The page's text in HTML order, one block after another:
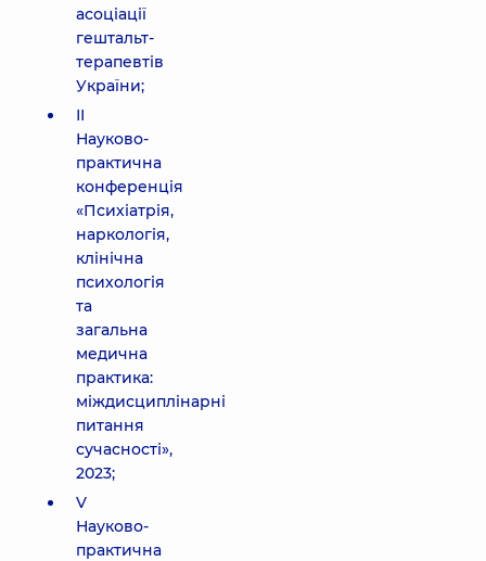
асоціації
гештальт-
терапевтів
України;
ІІ
Науково-
практична
конференція
«Психіатрія,
наркологія,
клінічна
психологія
та
загальна
медична
практика:
міждисциплінарні
питання
сучасності»,
2023;
V
Науково-
практична